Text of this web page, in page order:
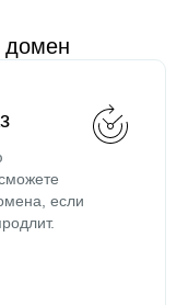
домен
если